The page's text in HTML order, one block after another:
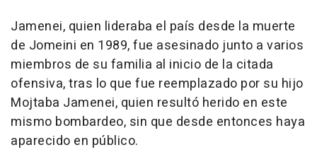
Jamenei, quien lideraba el país desde la muerte
de Jomeini en 1989, fue asesinado junto a varios
miembros de su familia al inicio de la citada
ofensiva, tras lo que fue reemplazado por su hijo
Mojtaba Jamenei, quien resultó herido en este
mismo bombardeo, sin que desde entonces haya
aparecido en público.